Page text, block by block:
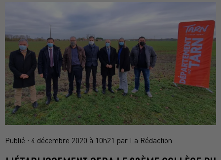
Publié : 4 décembre 2020 à 10h21 par La Rédaction